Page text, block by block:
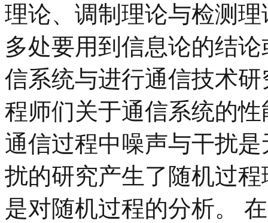
理论、调制理论与检测
多处要用到信息论的结
信系统与进行通信技术
程师们关于通信系统的
通信过程中噪声与干扰
扰的研究产生了随机过
是对随机过程的分析。